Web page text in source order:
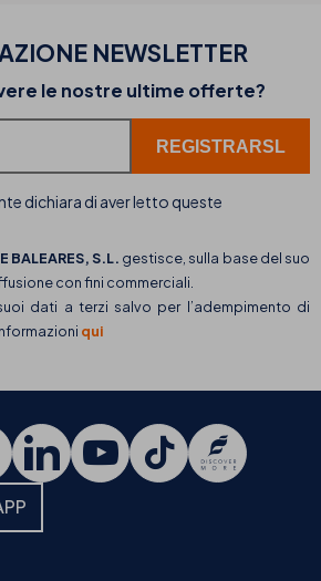
NEWSLETTER
le nostre ultime offerte?
dichiara di aver letto queste
BALEARES, S.L. gestisce, sulla base del suo
con fini commerciali.
dati a terzi salvo per l’adempimento di
qui